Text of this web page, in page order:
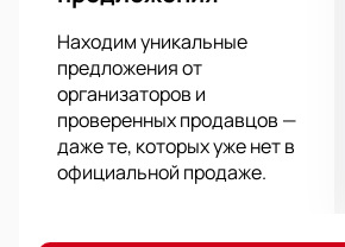
Находим уникальные
предложения от
организаторов и
проверенных продавцов —
даже те, которых уже нет в
официальной продаже.